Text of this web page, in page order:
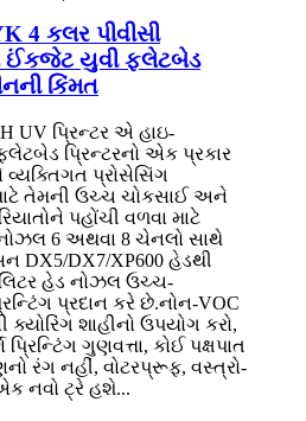
4 કલર પીવીસી
ઈંકજેટ યુવી ફ્લેટબેડ
કિંમત
UV પ્રિન્ટર એ હાઇ-
પ્રિન્ટરનો એક પ્રકાર
પ્રોસેસિંગ
તેમની ઉચ્ચ ચોકસાઈ અને
પહોંચી વળવા માટે
6 અથવા 8 ચેનલો સાથે
DX5/DX7/XP600 હેડથી
હેડ નોઝલ ઉચ્ચ-
પ્રદાન કરે છે.નોન-VOC
ક્યોરિંગ શાહીનો ઉપયોગ કરો,
ગુણવત્તા, કોઈ પક્ષપાત
રંગ નહીં, વોટરપ્રૂફ, વસ્ત્રો-
નવો ટ્રે હશે...